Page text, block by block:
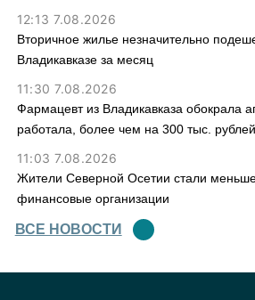
12:13 7.08.2026
Вторичное жилье незначительно
Владикавказе за месяц
11:30 7.08.2026
Фармацевт из Владикавказа обокрала
работала, более чем на 300 тыс. рублей
11:03 7.08.2026
Жители Северной Осетии стали
финансовые организации
ВСЕ НОВОСТИ